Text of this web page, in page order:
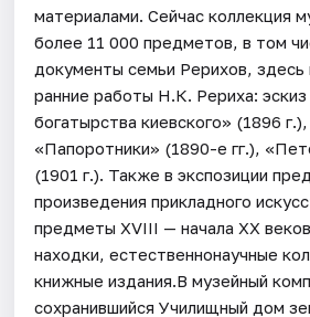
материалами. Сейчас коллекция
более 11 000 предметов, в том
документы семьи Рерихов, здесь
ранние работы Н.К. Рериха:
богатырства киевского» (1896
«Папоротники» (1890-е гг.),
(1901 г.). Также в экспозиции
произведения прикладного
предметы XVIII — начала XX
находки, естественнонаучные
книжные издания.В музейный
сохранившийся Училищный дом